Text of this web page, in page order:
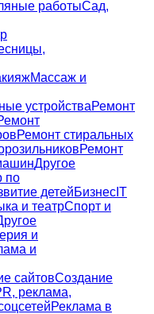
работыСад,
Массаж и
устройстваРемонт
Ремонт стиральных
Ремонт
Другое
по
детейБизнес IT
и театрСпорт и
и
и
сайтовСоздание
реклама,
Реклама в